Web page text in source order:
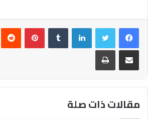
فيسبوكتويتر لينكدإن بينتيريست
مشاركة عبر البريد طباعة
مقالات ذات صلة